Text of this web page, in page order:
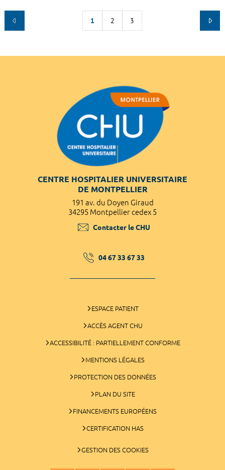
1 2 3
CENTRE HOSPITALIER UNIVERSITAIRE
DE MONTPELLIER
191 av. du Doyen Giraud
34295 Montpellier cedex 5
Contacter le CHU
04 67 33 67 33
ESPACE PATIENT
ACCÈS AGENT CHU
ACCESSIBILITÉ : PARTIELLEMENT CONFORME
MENTIONS LÉGALES
PROTECTION DES DONNÉES
PLAN DU SITE
FINANCEMENTS EUROPÉENS
CERTIFICATION HAS
GESTION DES COOKIES